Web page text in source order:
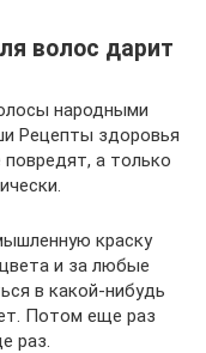
волос дарит
народными
Рецепты здоровья
а только
краску
и за любые
в какой-нибудь
Потом еще раз
раз.